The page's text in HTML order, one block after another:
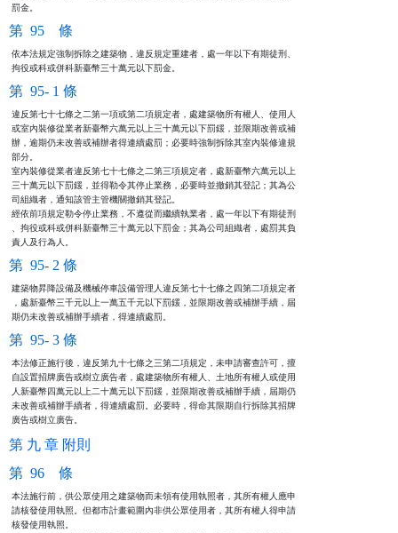
罰金。
第 95 條
依本法規定強制拆除之建築物，違反規定重建者，處一年以下有期徒刑、
拘役或科或併科新臺幣三十萬元以下罰金。
第 95- 1 條
違反第七十七條之二第一項或第二項規定者，處建築物所有權人、使用人
或室內裝修從業者新臺幣六萬元以上三十萬元以下罰鍰，並限期改善或補
辦，逾期仍未改善或補辦者得連續處罰；必要時強制拆除其室內裝修違規
部分。
室內裝修從業者違反第七十七條之二第三項規定者，處新臺幣六萬元以上
三十萬元以下罰鍰，並得勒令其停止業務，必要時並撤銷其登記；其為公
司組織者，通知該管主管機關撤銷其登記。
經依前項規定勒令停止業務，不遵從而繼續執業者，處一年以下有期徒刑
、拘役或科或併科新臺幣三十萬元以下罰金；其為公司組織者，處罰其負
責人及行為人。
第 95- 2 條
建築物昇降設備及機械停車設備管理人違反第七十七條之四第二項規定者
，處新臺幣三千元以上一萬五千元以下罰鍰，並限期改善或補辦手續，屆
期仍未改善或補辦手續者，得連續處罰。
第 95- 3 條
本法修正施行後，違反第九十七條之三第二項規定，未申請審查許可，擅
自設置招牌廣告或樹立廣告者，處建築物所有權人、土地所有權人或使用
人新臺幣四萬元以上二十萬元以下罰鍰，並限期改善或補辦手續，屆期仍
未改善或補辦手續者，得連續處罰。必要時，得命其限期自行拆除其招牌
廣告或樹立廣告。
第 九 章 附則
第 96 條
本法施行前，供公眾使用之建築物而未領有使用執照者，其所有權人應申
請核發使用執照。但都市計畫範圍內非供公眾使用者，其所有權人得申請
核發使用執照。